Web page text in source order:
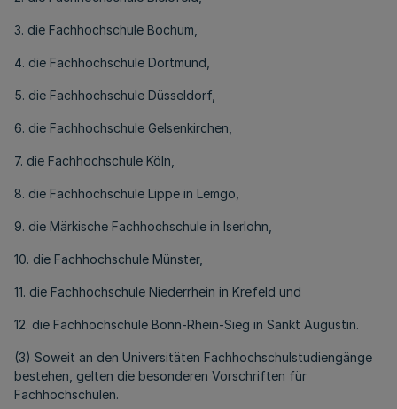
3. die Fachhochschule Bochum,
4. die Fachhochschule Dortmund,
5. die Fachhochschule Düsseldorf,
6. die Fachhochschule Gelsenkirchen,
7. die Fachhochschule Köln,
8. die Fachhochschule Lippe in Lemgo,
9. die Märkische Fachhochschule in Iserlohn,
10. die Fachhochschule Münster,
11. die Fachhochschule Niederrhein in Krefeld und
12. die Fachhochschule Bonn-Rhein-Sieg in Sankt Augustin.
(3) Soweit an den Universitäten Fachhochschulstudiengänge
bestehen, gelten die besonderen Vorschriften für
Fachhochschulen.